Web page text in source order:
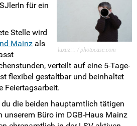
luxuz::. / photocase.com
für ein
Stelle wird
Mainz als
verteilt auf eine 5-Tage-
flexibel gestaltbar und beinhaltet
Feiertagsarbeit.
die beiden hauptamtlich tätigen
unserem Büro im DGB-Haus Mainz